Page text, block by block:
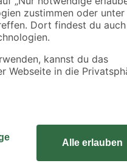
Nährstoffkugeln "7 Balls"
Sie die praktischen
Mineralstoffe werden
Pflanzen mit wichtigen
für Nährstoffe im